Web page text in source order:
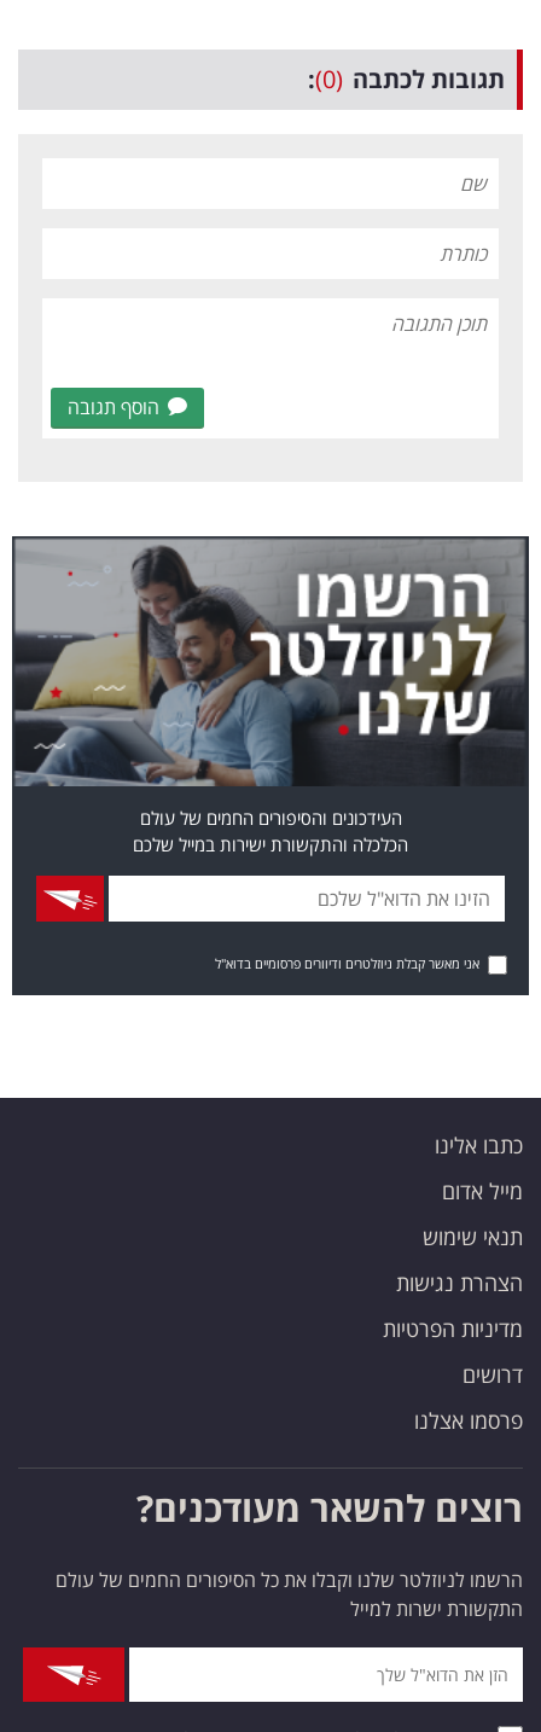
תגובות לכתבה (0)
:
הוסף תגובה
העידכונים והסיפורים החמים של עולם
הכלכלה והתקשורת ישירות במייל שלכם
אני מאשר קבלת ניוזלטרים ודיוורים פרסומיים בדוא"ל
כתבו אלינו
מייל אדום
תנאי שימוש
הצהרת נגישות
מדיניות הפרטיות
דרושים
פרסמו אצלנו
רוצים להשאר מעודכנים?
הרשמו לניוזלטר שלנו וקבלו את כל הסיפורים החמים של עולם
התקשורת ישרות למייל